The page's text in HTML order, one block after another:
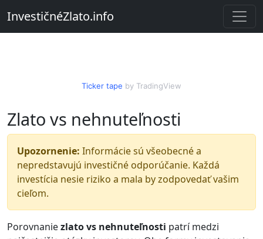
InvestičnéZlato.info
Ticker tape by TradingView
Zlato vs nehnuteľnosti
Upozornenie: Informácie sú všeobecné a
nepredstavujú investičné odporúčanie. Každá
investícia nesie riziko a mala by zodpovedať vašim
cieľom.
Porovnaniezlato vs nehnuteľnosti patrí medzi